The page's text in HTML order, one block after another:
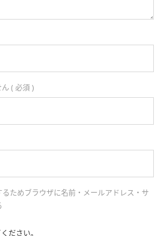
( 必須 )
ためブラウザに名前・メールアドレス・サ
ださい。